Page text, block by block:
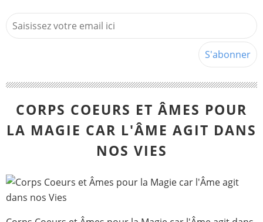
CORPS COEURS ET ÂMES POUR
LA MAGIE CAR L'ÂME AGIT DANS
NOS VIES